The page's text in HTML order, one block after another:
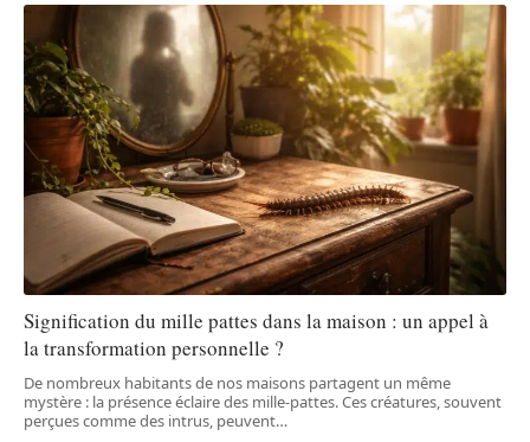
Signification du mille pattes dans la maison : un appel à
la transformation personnelle ?
De nombreux habitants de nos maisons partagent un même
mystère : la présence éclaire des mille-pattes. Ces créatures, souvent
perçues comme des intrus, peuvent…